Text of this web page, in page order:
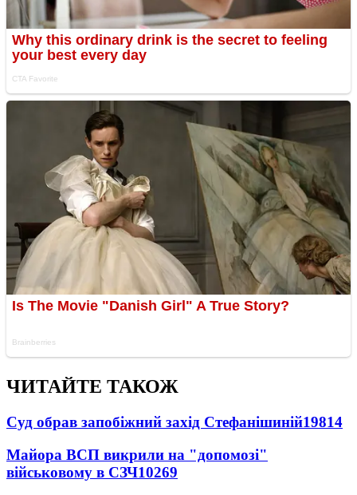
ЧИТАЙТЕ ТАКОЖ
Суд обрав запобіжний захід Стефанішиній19814
Майора ВСП викрили на "допомозі"
військовому в СЗЧ10269